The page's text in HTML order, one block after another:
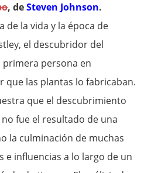
, deSteven Johnson.
de la vida y la época de
el descubridor del
primera persona en
que las plantas lo fabricaban.
que el descubrimiento
fue el resultado de una
la culminación de muchas
e influencias a lo largo de un